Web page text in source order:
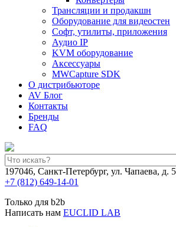
Трансляции и продакшн
Оборудование для видеостен
Софт, утилиты, приложения
Аудио IP
KVM оборудование
Аксессуары
MWCapture SDK
О дистрибьюторе
AV Блог
Контакты
Бренды
FAQ
197046, Санкт-Петербург, ул. Чапаева, д.
+7 (812) 649-14-01
Только для b2b
Написать нам EUCLID LAB